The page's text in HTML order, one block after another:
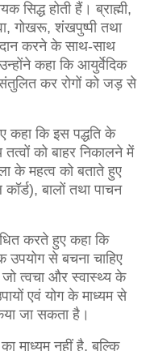
सिद्ध होती हैं। ब्राह्मी,
गोखरू, शंखपुष्पी तथा
करने के साथ-साथ
कहा कि आयुर्वेदिक
संतुलित कर रोगों को जड़ से
कहा कि इस पद्धति के
को बाहर निकालने में
के महत्व को बताते हुए
बालों तथा पाचन
करते हुए कहा कि
उपयोग से बचना चाहिए
त्वचा और स्वास्थ्य के
एवं योग के माध्यम से
जा सकता है।
माध्यम नहीं है, बल्कि